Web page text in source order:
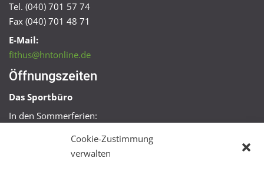
Cookie-Zustimmung
verwalten
Tel. (040) 701 57 74
Fax (040) 701 48 71
E-Mail:
fithus@hntonline.de
Öffnungszeiten
Das Sportbüro
In den Sommerferien:
Mo + Mi 16:00 – 18:00 Uhr